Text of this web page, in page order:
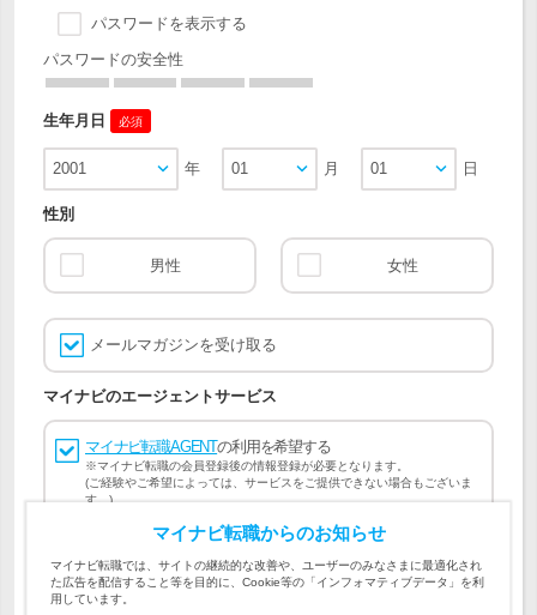
パスワードを表示する
パスワードの安全性
生年月日 必須
2001 年 01 月 01 日
性別
男性 女性
メールマガジンを受け取る
マイナビのエージェントサービス
マイナビ転職AGENTの利用を希望する
※マイナビ転職の会員登録後の情報登録が必要となります。
(ご経験やご希望によっては、サービスをご提供できない場合もございま
す。)
会員登録には マイナビ転職 会員規約
マイナビ転職AGENT
会員規約、マイナビ転職AGENT 個人情報の取り扱い および
個人情報の取り扱い
マイナビ転職からのお知らせ
マイナビ転職では、サイトの継続的な改善や、ユーザーのみなさまに最適化され
た広告を配信すること等を目的に、Cookie等の「インフォマティブデータ」を利
用しています。